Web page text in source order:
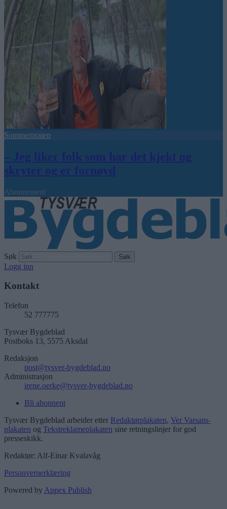
Sommerpraten
– Jeg liker folk som har det kjekt og
skryter og er fornøyd
Abonnement
Søk
Logg inn
Kontakt
Telefon
52 777775
Tysvær Bygdeblad
Postboks 13, 5575 Aksdal
Redaksjon
post@tysver-bygdeblad.no
Administrasjon
irene.oerke@tysver-bygdeblad.no
Bli abonnent
Tysvær Bygdeblad arbeider etter Redaktørplakaten, Ver Varsam-
plakaten og Tekstreklameplakaten sine retningslinjer for god
presseskikk.
Redaktør: Alf-Einar Kvalavåg
Personvernerklæring
Powered by Appex Publish